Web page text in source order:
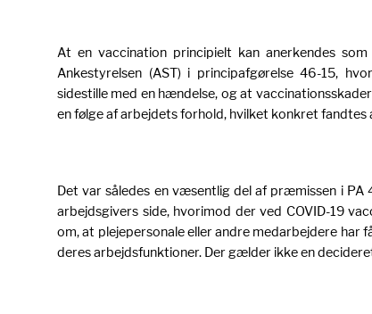
At en vaccination principielt kan anerkendes
Ankestyrelsen (AST) i principafgørelse 46-15,
sidestille med en hændelse, og at
en følge af arbejdets forhold, hvilket konkret
Det var således en væsentlig del af præmissen i
arbejdsgivers side, hvorimod der ved COVID-19
om, at plejepersonale eller andre medarbejdere har
deres arbejdsfunktioner. Der gælder ikke en